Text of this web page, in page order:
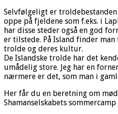
Selvfølgeligt er
oppe på fjeldene som f.eks. i
har disse steder også en god
er tilstede. På Island finder
trolde og deres kultur.
De Islandske trolde har det
umådelig store. Jeg har en
nærmere er det, som man i
Her får du en beretning om
Shamanselskabets